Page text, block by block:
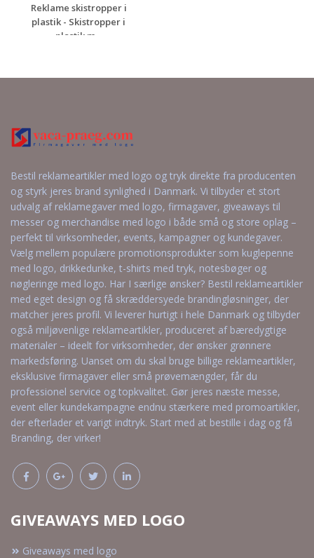
Reklame skistropper i
plastik - Skistropper i
plastik m...
tilbud
Bestil reklameartikler med logo og tryk direkte fra producenten
og styrk jeres brand synlighed i Danmark. Vi tilbyder et stort
udvalg af reklamegaver med logo, firmagaver, giveaways til
messer og merchandise med logo i både små og store oplag –
perfekt til virksomheder, events, kampagner og kundegaver.
Vælg mellem populære promotionsprodukter som kuglepenne
med logo, drikkedunke, t-shirts med tryk, notesbøger og
nøgleringe med logo. Har I særlige ønsker? Bestil reklameartikler
med eget design og få skræddersyede brandingløsninger, der
matcher jeres profil. Vi leverer hurtigt i hele Danmark og tilbyder
også miljøvenlige reklameartikler, produceret af bæredygtige
materialer – ideelt for virksomheder, der ønsker grønnere
markedsføring. Uanset om du skal bruge billige reklameartikler,
eksklusive firmagaver eller små prøvemængder, får du
professionel service og topkvalitet. Gør jeres næste messe,
event eller kundekampagne endnu stærkere med promoartikler,
der efterlader et varigt indtryk. Start med at bestille i dag og få
Branding, der virker!
GIVEAWAYS MED LOGO
Giveaways med logo